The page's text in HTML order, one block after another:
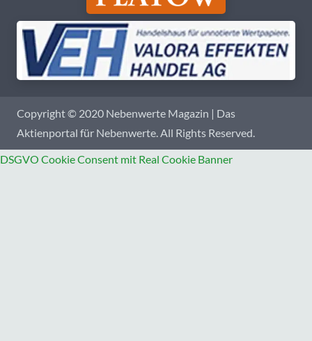
Copyright © 2020 Nebenwerte Magazin | Das
Aktienportal für Nebenwerte. All Rights Reserved.
DSGVO Cookie Consent mit Real Cookie Banner